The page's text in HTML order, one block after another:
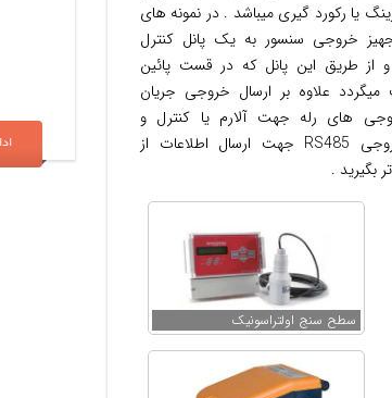
یا رکورد گیری میباشد . در نمونه های
خروجی سنسور به یک پانل کنترل
طریق این پانل که در قست پائین
علاوه بر ارسال خروجی جریان
های رله جهت آلارم یا کنترل و
همچنین خروجی RS485 جهت ارسال اطلاعات از
بگیرید .
سطح سنج اولتراسونیک